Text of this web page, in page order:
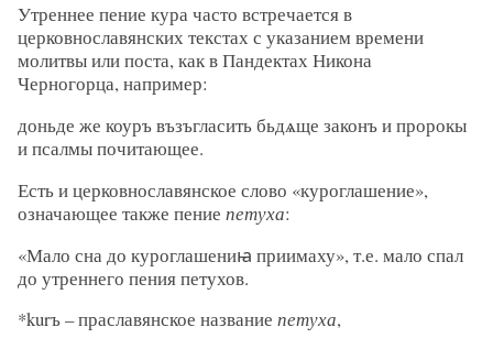
Утреннее пение кура часто встречается в
церковнославянских текстах с указанием времени
молитвы или поста, как в Пандектах Никона
Черногорца, например:
доньде же коуръ възъгласить бьдѧще законъ и пророкы
и псалмы почитающее.
Есть и церковнославянское слово «куроглашение»,
означающее также пениепетуха:
«Мало сна до куроглашениꙗ приимаху», т.е. мало спал
до утреннего пения петухов.
*kurъ – праславянское названиепетуха,